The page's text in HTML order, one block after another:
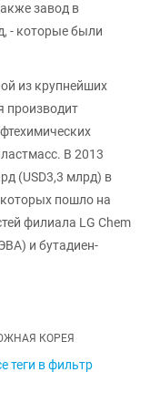
завод в
- которые были
из крупнейших
производит
В 2013
(USD3,3 млрд) в
которых пошло на
филиала LG Chem
и бутадиен-
КОРЕЯ
теги в фильтр